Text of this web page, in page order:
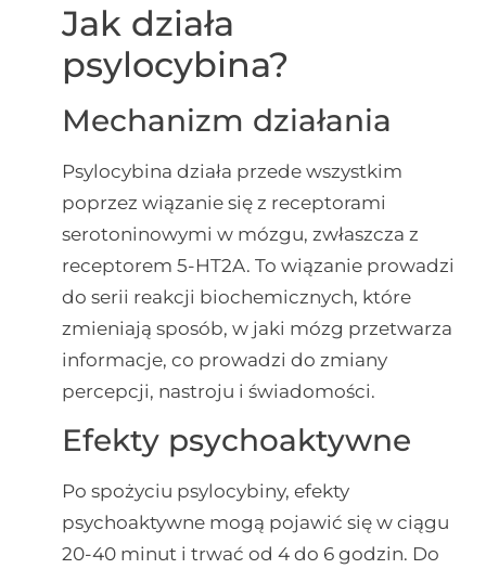
Jak działa
psylocybina?
Mechanizm działania
Psylocybina działa przede wszystkim
poprzez wiązanie się z receptorami
serotoninowymi w mózgu, zwłaszcza z
receptorem 5-HT2A. To wiązanie prowadzi
do serii reakcji biochemicznych, które
zmieniają sposób, w jaki mózg przetwarza
informacje, co prowadzi do zmiany
percepcji, nastroju i świadomości.
Efekty psychoaktywne
Po spożyciu psylocybiny, efekty
psychoaktywne mogą pojawić się w ciągu
20-40 minut i trwać od 4 do 6 godzin. Do